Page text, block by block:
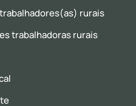
rurais
trabalhadoras rurais